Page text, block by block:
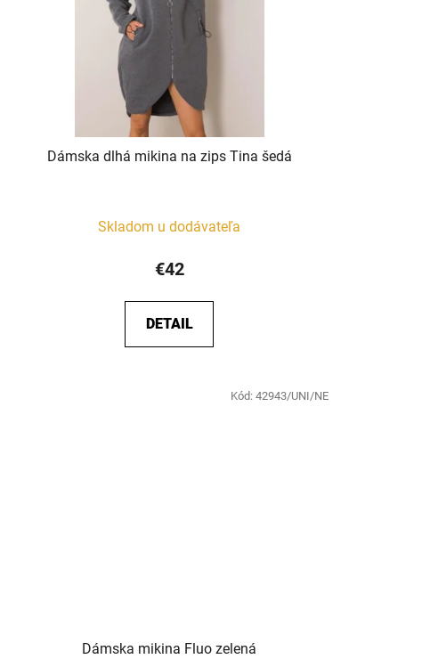
Dámska dlhá mikina na zips Tina šedá
Skladom u dodávateľa
€42
DETAIL
Dámska mikina Fluo zelená
Kód: 42943/UNI/NE